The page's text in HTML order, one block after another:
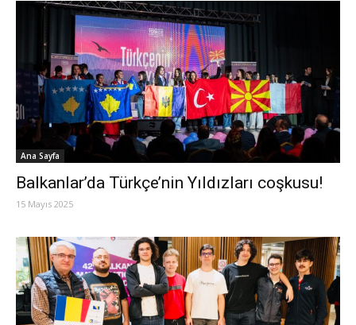
Ana Sayfa
Balkanlar’da Türkçe’nin Yıldızları coşkusu!
15 Mayıs 2025